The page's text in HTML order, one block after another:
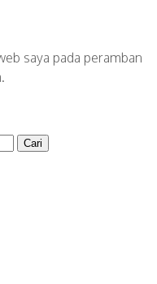
saya pada peramban